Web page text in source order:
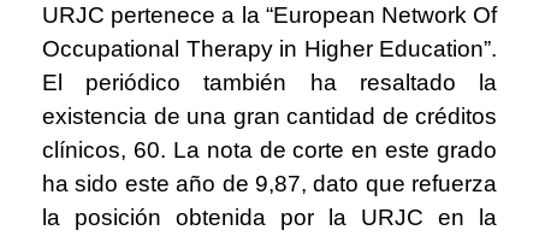
URJC pertenece a la “European Network Of
Occupational Therapy in Higher Education”.
El periódico también ha resaltado la
existencia de una gran cantidad de créditos
clínicos, 60. La nota de corte en este grado
ha sido este año de 9,87, dato que refuerza
la posición obtenida por la URJC en la